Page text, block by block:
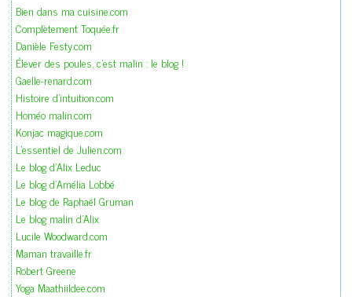
Bien dans ma cuisine.com
Complètement Toquée.fr
Danièle Festy.com
Élever des poules, c'est malin : le blog !
Gaelle-renard.com
Histoire d'intuition.com
Homéo malin.com
Konjac magique.com
L'essentiel de Julien.com
Le blog d'Alix Leduc
Le blog d'Amélia Lobbé
Le blog de Raphaël Gruman
Le blog malin d'Alix
Lucile Woodward.com
Maman travaille.fr
Robert Greene
Yoga Maathiildee.com